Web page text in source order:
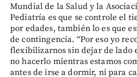
Mundial de la Salud y la
Pediatría es que se controle el
por edades, también lo es que
de contingencia. “Por eso yo
flexibilizarnos sin dejar de lado
no hacerlo mientras estamos
antes de irse a dormir, ni para